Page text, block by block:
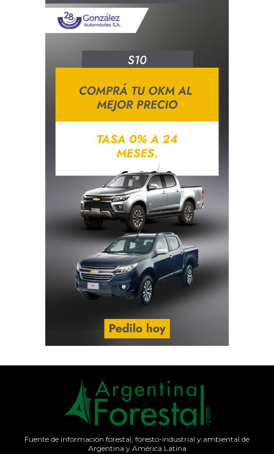
Fuente de información forestal, foresto-industrial y ambiental de
Argentina y América Latina